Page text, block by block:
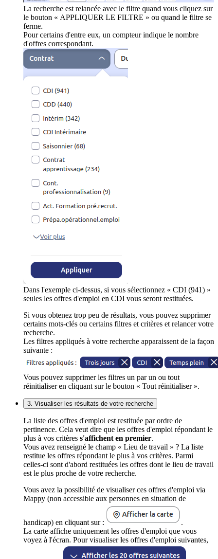
La recherche est relancée avec le filtre quand vous cliquez sur
le bouton « APPLIQUER LE FILTRE » ou quand le filtre se
ferme.
Pour certains d'entre eux, un compteur indique le nombre
d'offres correspondant.
Dans l'exemple ci-dessus, si vous sélectionnez « CDI (941) »
seules les offres d'emploi en CDI vous seront restituées.
Si vous obtenez trop peu de résultats, vous pouvez supprimer
certains mots-clés ou certains filtres et critères et relancer votre
recherche.
Les filtres appliqués à votre recherche apparaissent de la façon
suivante :
Vous pouvez supprimer les filtres un par un ou tout
réinitialiser en cliquant sur le bouton « Tout réinitialiser ».
3. Visualiser les résultats de votre recherche
La liste des offres d'emploi est restituée par ordre de
pertinence. Cela veut dire que les offres d'emploi répondant le
plus à vos critères s'affichent en premier.
Vous avez renseigné le champ « Lieu de travail » ? La liste
restitue les offres répondant le plus à vos critères. Parmi
celles-ci sont d'abord restituées les offres dont le lieu de travail
est le plus proche de votre recherche.
Vous avez la possibilité de visualiser ces offres d'emploi via
Mappy (non accessible aux personnes en situation de
handicap) en cliquant sur :
.
La carte affiche uniquement les offres d'emploi que vous
voyez à l'écran. Pour visualiser les offres d'emploi suivantes,